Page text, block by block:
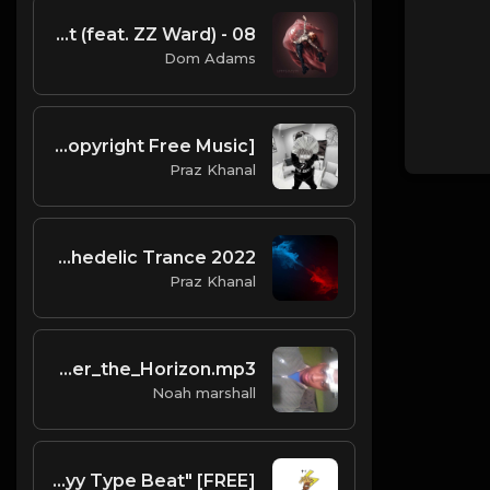
08 - Hold My Heart (feat. ZZ Ward)
Dom Adams
Heh | Hyperpop Type Beat [Copyright Free Music]
Praz Khanal
Praz Khanal - "Incantation" | Progressive Psychedelic Trance 2022
Praz Khanal
Over_the_Horizon.mp3
Noah marshall
[FREE] "Testimony" OT7 Quanny x Skrilla x Chuckyy Type Beat